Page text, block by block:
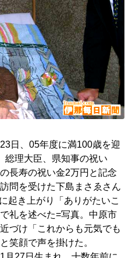
日、05年度に満100歳を迎
総理大臣、県知事の祝い
長寿の祝い金2万円と記念
問を受けた下島まさゑさん
起き上がり「ありがたいこ
礼を述べた=写真。中原市
づけ「これからも元気でも
笑顔で声を掛けた。